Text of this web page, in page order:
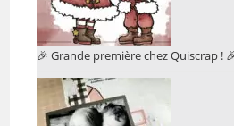
🎉 Grande première chez Quiscrap !